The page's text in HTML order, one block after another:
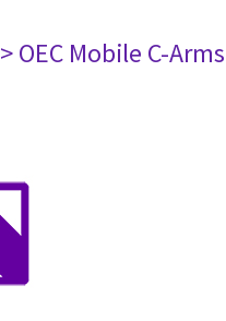
> OEC Mobile C-Arms